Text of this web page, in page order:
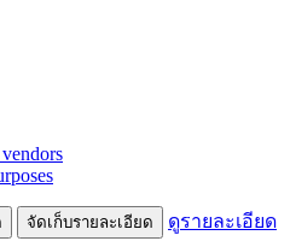
จัดเก็บรายละเอียด ดูรายละเอียด